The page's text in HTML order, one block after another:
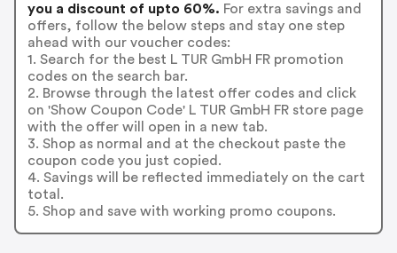
you a discount of upto 60%. For extra savings and
offers, follow the below steps and stay one step
ahead with our voucher codes:
1. Search for the best L TUR GmbH FR promotion
codes on the search bar.
2. Browse through the latest offer codes and click
on 'Show Coupon Code' L TUR GmbH FR store page
with the offer will open in a new tab.
3. Shop as normal and at the checkout paste the
coupon code you just copied.
4. Savings will be reflected immediately on the cart
total.
5. Shop and save with working promo coupons.